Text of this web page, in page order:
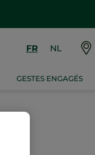
FR NL
GESTES ENGAGÉS